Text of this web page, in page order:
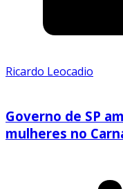
Ricardo Leocadio
Governo de SP
mulheres no